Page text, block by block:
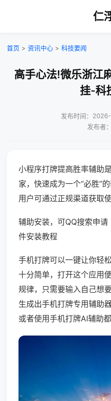
仁
首页 > 资讯中心 > 科技要闻
高手心法!微乐浙江
挂-科
发布时间：
发布者
小程序打牌提高胜率辅助
家，快速成为一个“必胜”
用户可通过正规渠道获取使
辅助安装，可QQ搜索申
件安装教程
手机打牌可以一键让你轻
十分简单，打开这个应用
规律，只需要输入自己想
生成出手机打牌专用辅助
或者使用手机打牌AI辅助